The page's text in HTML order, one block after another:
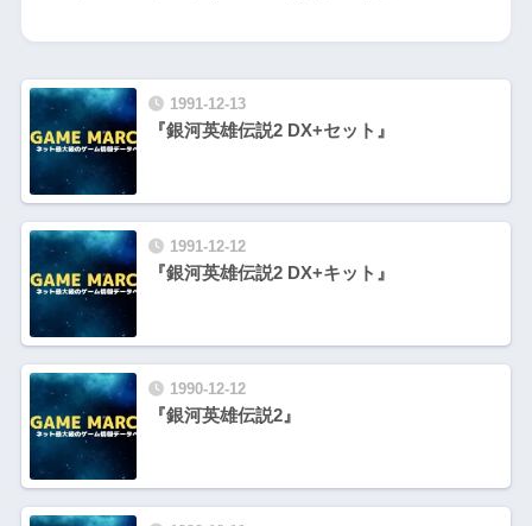
1991-12-13
『銀河英雄伝説2 DX+セット』
1991-12-12
『銀河英雄伝説2 DX+キット』
1990-12-12
『銀河英雄伝説2』